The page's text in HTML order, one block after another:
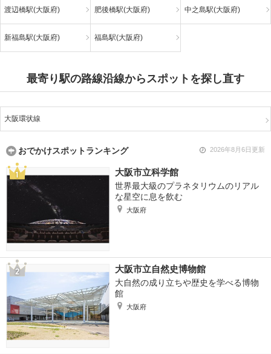
渡辺橋駅(大阪府) 肥後橋駅(大阪府) 中之島駅(大阪府)
新福島駅(大阪府) 福島駅(大阪府)
最寄り駅の路線沿線からスポットを探し直す
大阪環状線
おでかけスポットランキング 2026年8月6日更新
大阪市立科学館
世界最大級のプラネタリウムのリアル
な星空に息を飲む
大阪府
大阪市立自然史博物館
大自然の成り立ちや歴史を学べる博物
館
大阪府